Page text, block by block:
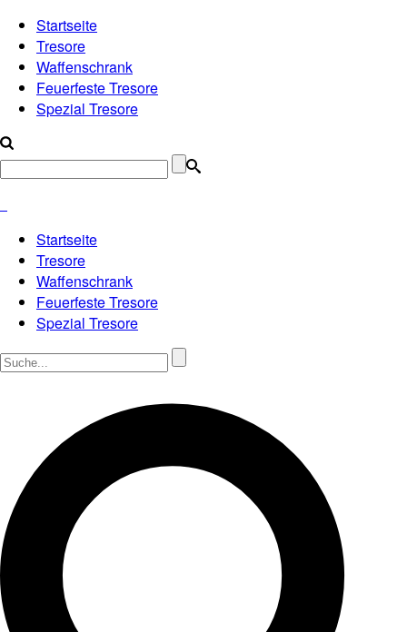
Startseite
Tresore
Waffenschrank
Feuerfeste Tresore
Spezial Tresore
Startseite
Tresore
Waffenschrank
Feuerfeste Tresore
Spezial Tresore